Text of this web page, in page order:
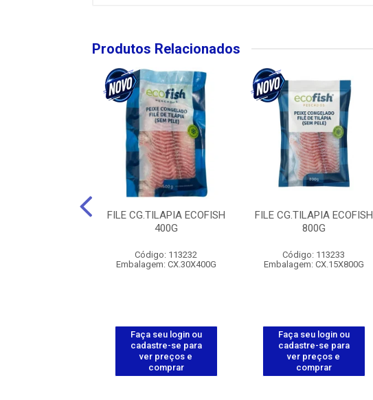
Produtos Relacionados
FILE CG.TILAPIA ECOFISH
400G
Código: 113232
Embalagem: CX.30X400G
Faça seu login ou
cadastre-se para
ver preços e
comprar
FILE CG.TILAPIA ECOFISH
800G
Código: 113233
Embalagem: CX.15X800G
Faça seu login ou
cadastre-se para
ver preços e
comprar